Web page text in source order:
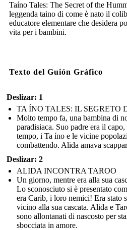
Taíno Tales: The Secret of the
leggenda taino di come è nato il
educatore elementare che desidera
vita per i bambini.
Texto del Guión Gráfico
Deslizar: 1
TA ÍNO TALES: IL SEGRETO
Molto tempo fa, una bambina di
paradisiaca. Suo padre era il
tempo, i Ta íno e le vicine
combattendo. Alida amava
Deslizar: 2
ALIDA INCONTRA TAROO
Un giorno, mentre era alla sua
Lo sconosciuto si è presentato
era Carib, i loro nemici! Era stato
vicino alla sua cascata. Alida e
sono allontanati di nascosto per
sbocciata in amore.